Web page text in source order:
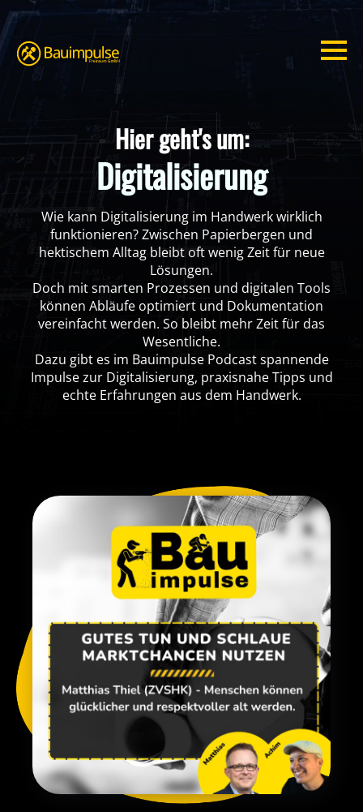
Hier geht's um:
Digitalisierung
Wie kann Digitalisierung im Handwerk wirklich
funktionieren? Zwischen Papierbergen und
hektischem Alltag bleibt oft wenig Zeit für neue
Lösungen.
Doch mit smarten Prozessen und digitalen Tools
können Abläufe optimiert und Dokumentation
vereinfacht werden. So bleibt mehr Zeit für das
Wesentliche.
Dazu gibt es im Bauimpulse Podcast spannende
Impulse zur Digitalisierung, praxisnahe Tipps und
echte Erfahrungen aus dem Handwerk.